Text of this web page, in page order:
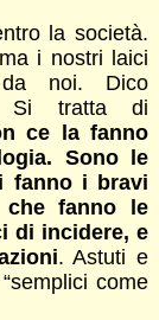
la società.
i nostri laici
noi. Dico
tratta di
ce la fanno
Sono le
fanno i bravi
fanno le
di incidere, e
. Astuti e
come